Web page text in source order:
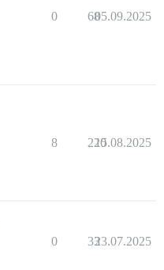
0 6805.09.2025
8 220
15.08.2025
0 3323.07.2025